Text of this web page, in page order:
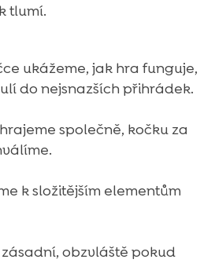
tlumí.
ukážeme, jak hra funguje,
do nejsnazších přihrádek.
společně, kočku za
k složitějším elementům
obzvláště pokud